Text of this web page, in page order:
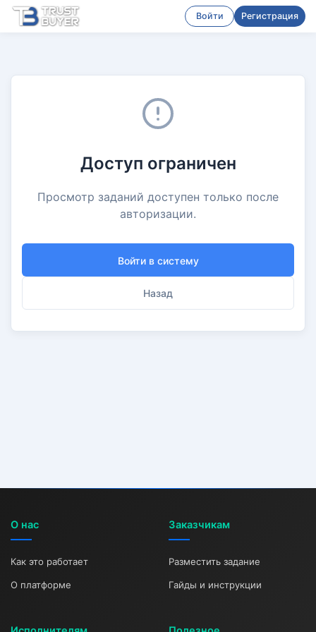
Войти Регистрация
Доступ ограничен
Просмотр заданий доступен только после
авторизации.
Войти в систему
Назад
О нас
Как это работает
О платформе
Заказчикам
Разместить задание
Гайды и инструкции